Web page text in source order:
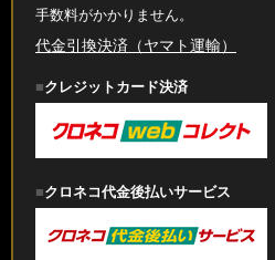
手数料がかかりません。
代金引換決済（ヤマト運輸）
クレジットカード決済
クロネコ代金後払いサービス